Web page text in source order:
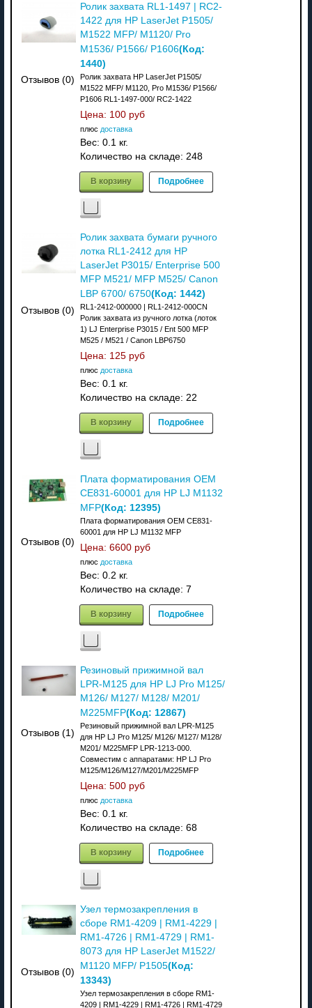
Отзывов (0)
Ролик захвата RL1-1497 | RC2-
1422 для HP LaserJet P1505/
M1522 MFP/ M1120/ Pro
M1536/ P1566/ P1606(Код:
1440)
Ролик захвата HP LaserJet P1505/
M1522 MFP/ M1120, Pro M1536/ P1566/
P1606 RL1-1497-000/ RC2-1422
Цена: 100 руб
плюс доставка
Вес: 0.1 кг.
Количество на складе: 248
В корзину Подробнее
Отзывов (0)
Ролик захвата бумаги ручного
лотка RL1-2412 для HP
LaserJet P3015/ Enterprise 500
MFP M521/ MFP M525/ Canon
LBP 6700/ 6750(Код: 1442)
RL1-2412-000000 | RL1-2412-000CN
Ролик захвата из ручного лотка (лоток
1) LJ Enterprise P3015 / Ent 500 MFP
M525 / M521 / Canon LBP6750
Цена: 125 руб
плюс доставка
Вес: 0.1 кг.
Количество на складе: 22
В корзину Подробнее
Отзывов (0)
Плата форматирования OEM
CE831-60001 для HP LJ M1132
MFP(Код: 12395)
Плата форматирования OEM CE831-
60001 для HP LJ M1132 MFP
Цена: 6600 руб
плюс доставка
Вес: 0.2 кг.
Количество на складе: 7
В корзину Подробнее
Отзывов (1)
Резиновый прижимной вал
LPR-M125 для HP LJ Pro M125/
M126/ M127/ M128/ M201/
M225MFP(Код: 12867)
Резиновый прижимной вал LPR-M125
для HP LJ Pro M125/ M126/ M127/ M128/
M201/ M225MFP LPR-1213-000.
Совместим с аппаратами: НР LJ Pro
M125/M126/M127/M201/M225MFP
Цена: 500 руб
плюс доставка
Вес: 0.1 кг.
Количество на складе: 68
В корзину Подробнее
Отзывов (0)
Узел термозакрепления в
сборе RM1-4209 | RM1-4229 |
RM1-4726 | RM1-4729 | RM1-
8073 для HP LaserJet M1522/
M1120 MFP/ P1505(Код:
13343)
Узел термозакрепления в сборе RM1-
4209 | RM1-4229 | RM1-4726 | RM1-4729